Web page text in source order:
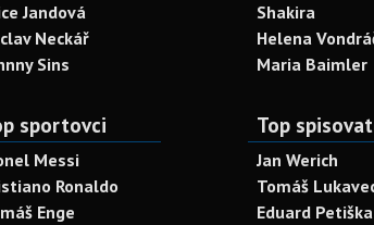
Jandová
Neckář
Sins
Shakira
Helena
Maria Baimler
sportovci
Messi
Ronaldo
Enge
Top
Jan Werich
Tomáš
Eduard Petiška